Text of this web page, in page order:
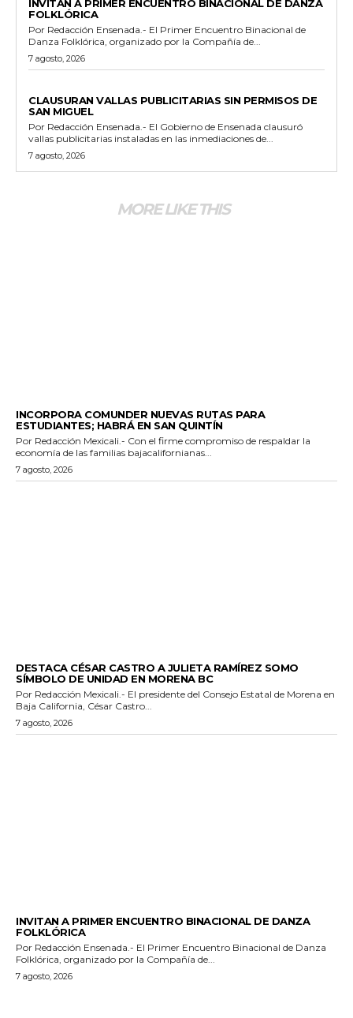
INVITAN A PRIMER ENCUENTRO BINACIONAL DE DANZA
FOLKLÓRICA
Por Redacción Ensenada.- El Primer Encuentro Binacional de
Danza Folklórica, organizado por la Compañía de...
7 agosto, 2026
CLAUSURAN VALLAS PUBLICITARIAS SIN PERMISOS DE
SAN MIGUEL
Por Redacción Ensenada.- El Gobierno de Ensenada clausuró
vallas publicitarias instaladas en las inmediaciones de...
7 agosto, 2026
MORE LIKE THIS
INCORPORA COMUNDER NUEVAS RUTAS PARA
ESTUDIANTES; HABRÁ EN SAN QUINTÍN
Por Redacción Mexicali.- Con el firme compromiso de respaldar la
economía de las familias bajacalifornianas...
7 agosto, 2026
DESTACA CÉSAR CASTRO A JULIETA RAMÍREZ SOMO
SÍMBOLO DE UNIDAD EN MORENA BC
Por Redacción Mexicali.- El presidente del Consejo Estatal de Morena en
Baja California, César Castro...
7 agosto, 2026
INVITAN A PRIMER ENCUENTRO BINACIONAL DE DANZA
FOLKLÓRICA
Por Redacción Ensenada.- El Primer Encuentro Binacional de Danza
Folklórica, organizado por la Compañía de...
7 agosto, 2026